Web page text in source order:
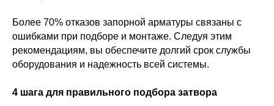
Более 70% отказов запорной арматуры связаны с
ошибками при подборе и монтаже. Следуя этим
рекомендациям, вы обеспечите долгий срок службы
оборудования и надежность всей системы.
4 шага для правильного подбора затвора